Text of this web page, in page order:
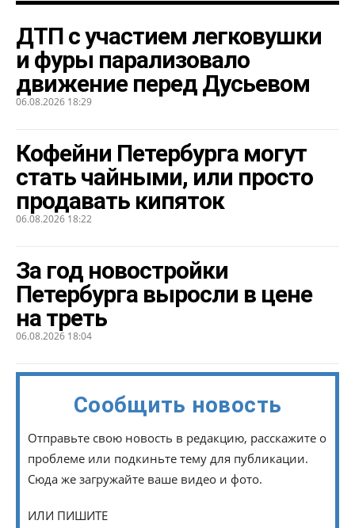
ДТП с участием легковушки
и фуры парализовало
движение перед Дусьевом
06.08.2026 18:29
Кофейни Петербурга могут
стать чайными, или просто
продавать кипяток
06.08.2026 18:22
За год новостройки
Петербурга выросли в цене
на треть
06.08.2026 18:04
Сообщить новость
Отправьте свою новость в редакцию, расскажите о
проблеме или подкиньте тему для публикации.
Сюда же загружайте ваше видео и фото.
ИЛИ ПИШИТЕ